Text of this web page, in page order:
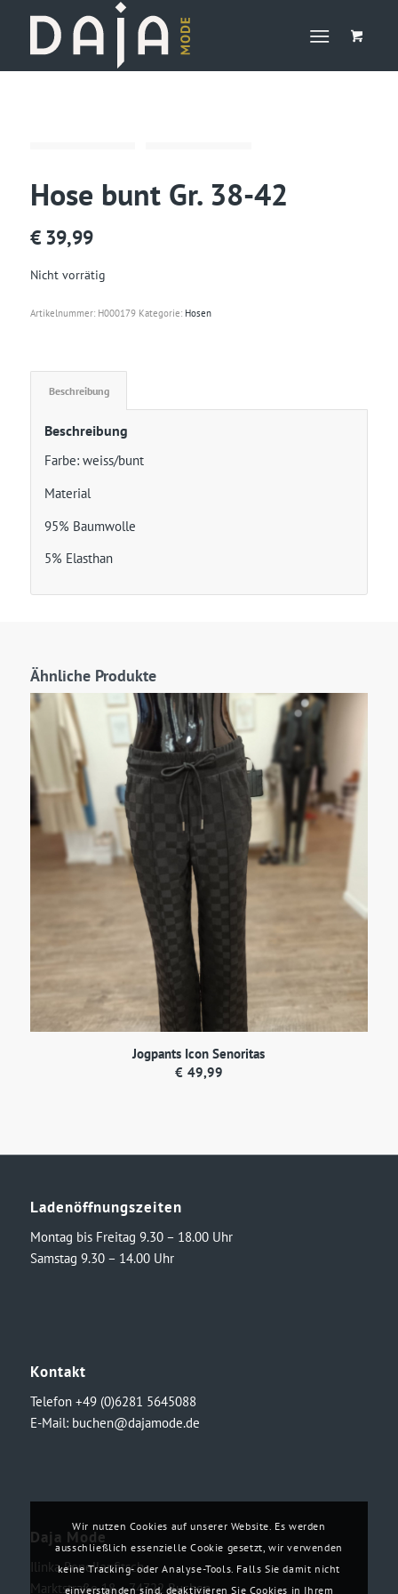
Hose bunt Gr. 38-42
€ 39,99
Nicht vorrätig
Artikelnummer: H000179 Kategorie: Hosen
Beschreibung
Beschreibung
Farbe: weiss/bunt
Material
95% Baumwolle
5% Elasthan
Ähnliche Produkte
Jogpants Icon Senoritas
€ 49,99
Ladenöffnungszeiten
Montag bis Freitag 9.30 – 18.00 Uhr
Samstag 9.30 – 14.00 Uhr
Kontakt
Telefon +49 (0)6281 5645088
E-Mail: buchen@dajamode.de
Daja Mode
Ilinka Ronellenfitsch
Marktstraße 18・74722 Buchen
Wir nutzen Cookies auf unserer Website. Es werden
ausschließlich essenzielle Cookie gesetzt, wir verwenden
keine Tracking- oder Analyse-Tools. Falls Sie damit nicht
einverstanden sind, deaktivieren Sie Cookies in Ihrem